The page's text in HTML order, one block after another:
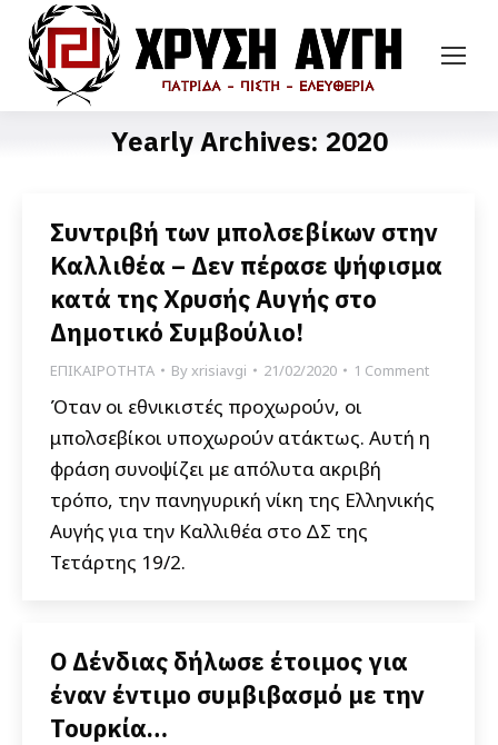
Yearly Archives: 2020
Συντριβή των μπολσεβίκων στην
Καλλιθέα – Δεν πέρασε ψήφισμα
κατά της Χρυσής Αυγής στο
Δημοτικό Συμβούλιο!
ΕΠΙΚΑΙΡΟΤΗΤΑ Byxrisiavgi 21/02/2020 1 Comment
Όταν οι εθνικιστές προχωρούν, οι
μπολσεβίκοι υποχωρούν ατάκτως. Αυτή η
φράση συνοψίζει με απόλυτα ακριβή
τρόπο, την πανηγυρική νίκη της Ελληνικής
Αυγής για την Καλλιθέα στο ΔΣ της
Τετάρτης 19/2.
O Δένδιας δήλωσε έτοιμος για
έναν έντιμο συμβιβασμό με την
Τουρκία…